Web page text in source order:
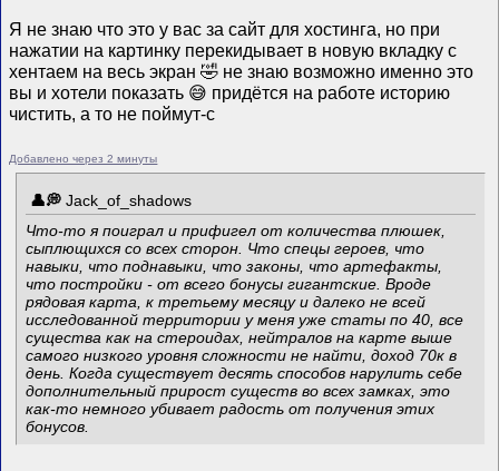
Я не знаю что это у вас за сайт для хостинга, но при
нажатии на картинку перекидывает в новую вкладку с
хентаем на весь экран 🤣 не знаю возможно именно это
вы и хотели показать 😅 придётся на работе историю
чистить, а то не поймут-с
Добавлено через 2 минуты
Jack_of_shadows
Что-то я поиграл и прифигел от количества плюшек,
сыплющихся со всех сторон. Что спецы героев, что
навыки, что поднавыки, что законы, что артефакты,
что постройки - от всего бонусы гигантские. Вроде
рядовая карта, к третьему месяцу и далеко не всей
исследованной территории у меня уже статы по 40, все
существа как на стероидах, нейтралов на карте выше
самого низкого уровня сложности не найти, доход 70к в
день. Когда существует десять способов нарулить себе
дополнительный прирост существ во всех замках, это
как-то немного убивает радость от получения этих
бонусов.